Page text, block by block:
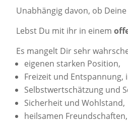
Unabhängig davon, ob
Lebst Du mit ihr in einem
Es mangelt Dir sehr
eigenen starken Position,
Freizeit und Entspannung,
Selbstwertschätzung und
Sicherheit und Wohlstand,
heilsamen Freundschaften,